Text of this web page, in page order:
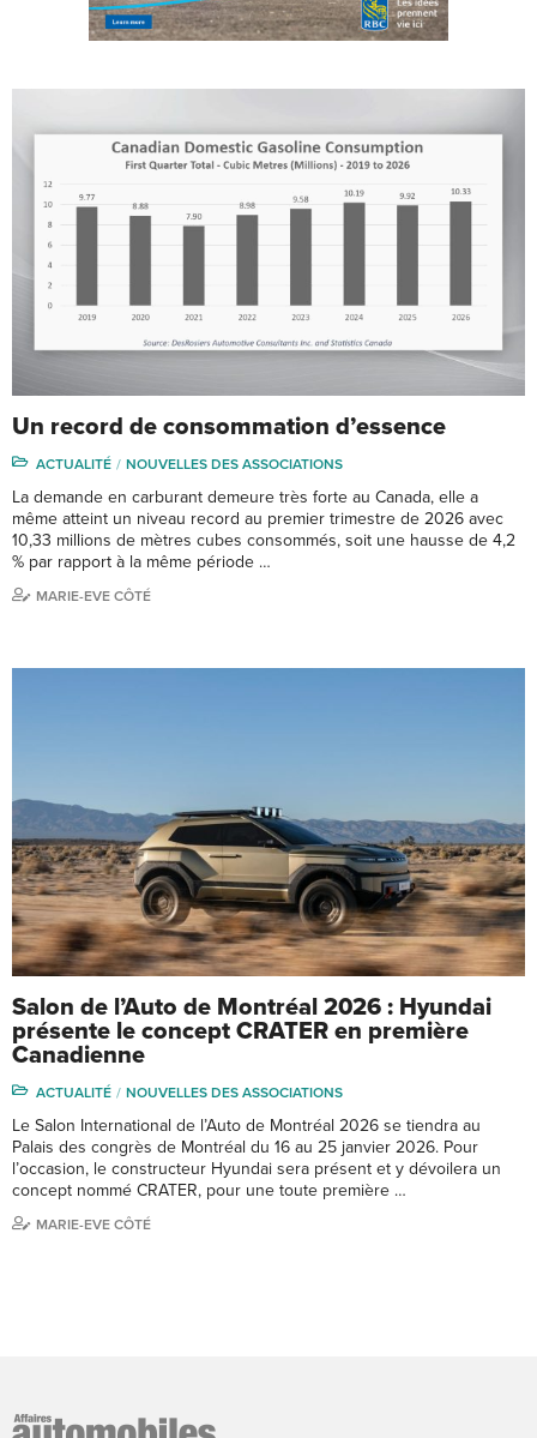
Un record de consommation d’essence
ACTUALITÉ NOUVELLES DES ASSOCIATIONS
La demande en carburant demeure très forte au Canada, elle a
même atteint un niveau record au premier trimestre de 2026 avec
10,33 millions de mètres cubes consommés, soit une hausse de 4,2
% par rapport à la même période …
MARIE-EVE CÔTÉ
Salon de l’Auto de Montréal 2026 : Hyundai
présente le concept CRATER en première
Canadienne
ACTUALITÉ NOUVELLES DES ASSOCIATIONS
Le Salon International de l’Auto de Montréal 2026 se tiendra au
Palais des congrès de Montréal du 16 au 25 janvier 2026. Pour
l’occasion, le constructeur Hyundai sera présent et y dévoilera un
concept nommé CRATER, pour une toute première …
MARIE-EVE CÔTÉ